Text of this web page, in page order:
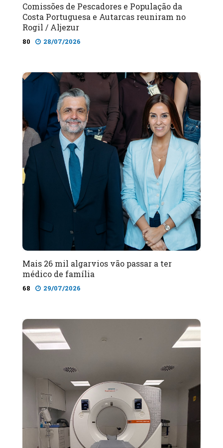
Comissões de Pescadores e População da
Costa Portuguesa e Autarcas reuniram no
Rogil / Aljezur
80 28/07/2026
Mais 26 mil algarvios vão passar a ter
médico de família
68 29/07/2026